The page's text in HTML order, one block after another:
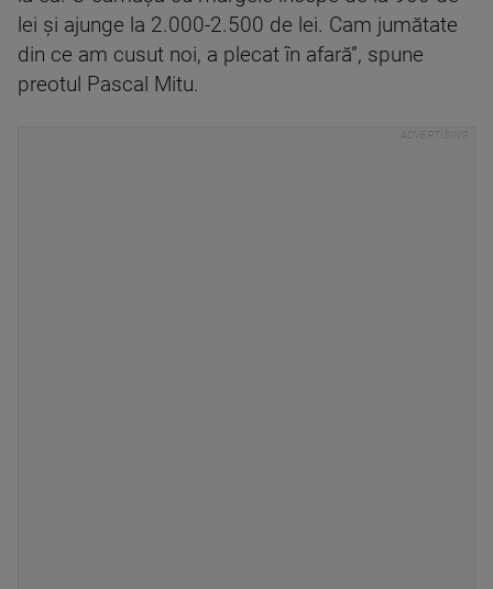
lei şi ajunge la 2.000-2.500 de lei. Cam jumătate
din ce am cusut noi, a plecat în afară”, spune
preotul Pascal Mitu.